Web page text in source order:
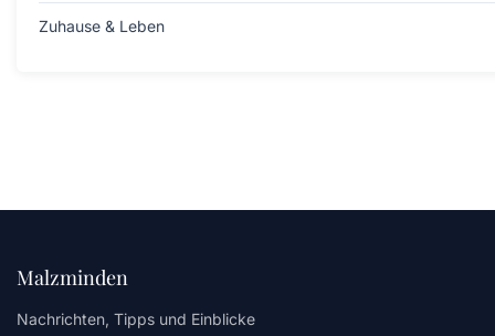
Zuhause & Leben
Malzminden
Nachrichten, Tipps und Einblicke